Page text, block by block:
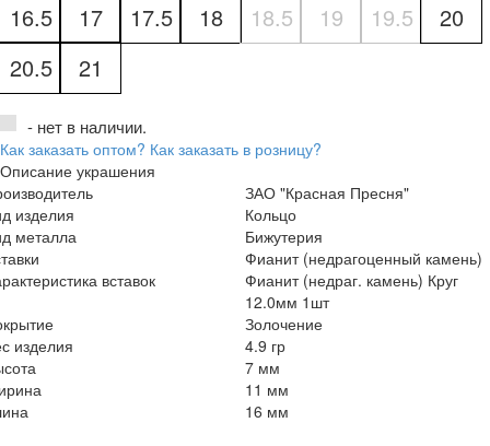
16.5 17 17.5 18 18.5 19 19.5
20
20.5
21
- нет в наличии.
Как заказать оптом? Как заказать в розницу?
Описание украшения
ЗАО "Красная Пресня"
изделия
Кольцо
металла
Бижутерия
Фианит (недрагоценный камень)
вставок
Фианит (недраг. камень) Круг
12.0мм 1шт
Золочение
изделия
4.9 гр
7 мм
11 мм
16 мм